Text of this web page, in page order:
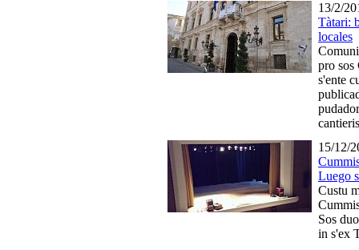
13/2/
Tàtari:
locales
pro sos
s'ente
15/12/
Luego
Custu
Sos
in s'ex